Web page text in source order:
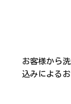
お客様から
込みによる